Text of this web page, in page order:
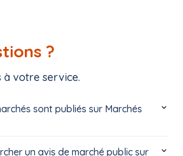
?
à votre service.
sont publiés sur Marchés
un avis de marché public sur